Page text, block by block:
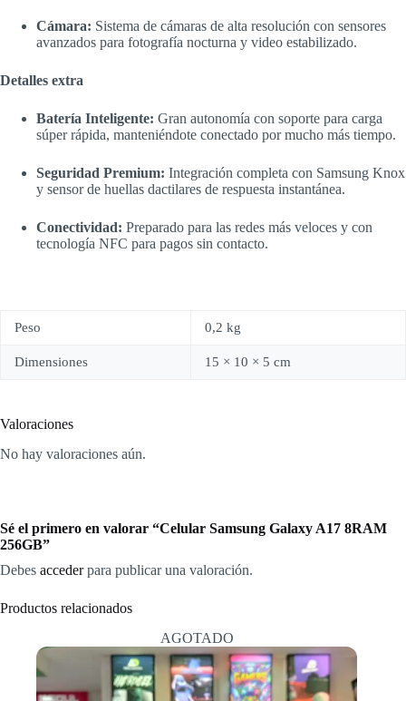
Cámara: Sistema de cámaras de alta resolución con sensores
avanzados para fotografía nocturna y video estabilizado.
Detalles extra
Batería Inteligente: Gran autonomía con soporte para carga
súper rápida, manteniéndote conectado por mucho más tiempo.
Seguridad Premium: Integración completa con Samsung Knox
y sensor de huellas dactilares de respuesta instantánea.
Conectividad: Preparado para las redes más veloces y con
tecnología NFC para pagos sin contacto.
Peso 0,2 kg
Dimensiones 15 × 10 × 5 cm
Valoraciones
No hay valoraciones aún.
Sé el primero en valorar “Celular Samsung Galaxy A17 8RAM
256GB”
Debes accederpara publicar una valoración.
Productos relacionados
AGOTADO